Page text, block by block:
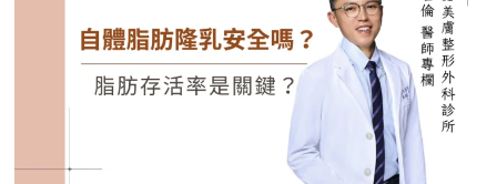
像支撐鋼筋的「橡皮筋」，不幸的是，人體在青春期過後，彈力蛋白的合成
速度就會大幅下降。當彈力蛋白流失，肌膚就會像失去彈性的鬆緊帶，出現
細紋、毛孔粗大、甚至是難以處理的「鬆弛型下垂」。傳統玻尿酸屬於「填
充型」，主要目的是增加體積（Volumizing），如果過度施打，容易造成
面部僵硬或「醫美臉」。而 Profhilo 逆時針的誕生，是為了從細胞底層進
行「修復與重塑」，讓皮膚自己找回年輕時的彈性。二、 Profhilo 逆時針
的科學核心：NAHYCO™ 專利技術Profhilo逆時針來自瑞士著名的 IBSA 製
藥集團。身為專業醫師，我非常看重產品的「純淨度」與「穩定性」。
Profhilo 之所以能在國際醫美界佔有一席之地，在於其革命性的
NAHYCO™ 專利熱融合技術。1. 醫學界的「純淨」突破：無化學交聯劑一
般玻尿酸為了維持在體內的時間，必須添加化學交聯劑（如 BDDE）。雖然